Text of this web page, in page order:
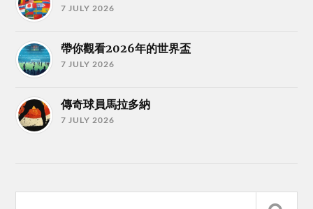
7 JULY 2026
帶你觀看2026年的世界盃
7 JULY 2026
傳奇球員馬拉多納
7 JULY 2026